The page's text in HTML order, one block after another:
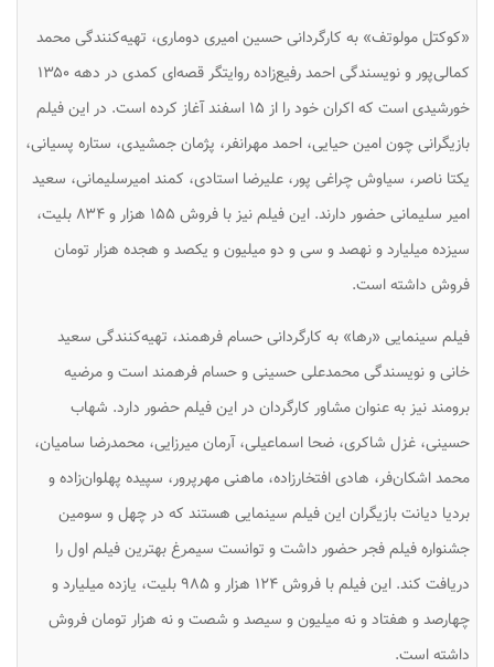
«کوکتل مولوتف» به کارگردانی حسین امیری دوماری، تهیه‌کنندگی محمد
کمالی‌پور و نویسندگی احمد رفیع‌زاده روایتگر قصه‌ای کمدی در دهه ۱۳۵۰
خورشیدی است که اکران خود را از ۱۵ اسفند آغاز کرده است. در این فیلم
بازیگرانی چون امین حیایی، احمد مهرانفر، پژمان جمشیدی، ستاره پسیانی،
یکتا ناصر، سیاوش چراغی پور، علیرضا استادی، کمند امیرسلیمانی، سعید
امیر سلیمانی حضور دارند. این فیلم نیز با فروش ۱۵۵ هزار و ۸۳۴ بلیت،
سیزده میلیارد و نهصد و سی و دو میلیون و یکصد و هجده هزار تومان
فروش داشته است.
فیلم سینمایی «رها» به کارگردانی حسام فرهمند، تهیه‌کنندگی سعید
خانی و نویسندگی محمدعلی حسینی و حسام فرهمند است و مرضیه
برومند نیز به عنوان مشاور کارگردان در این فیلم حضور دارد. شهاب
حسینی، غزل شاکری، ضحا اسماعیلی، آرمان میرزایی، محمدرضا سامیان،
محمد اشکان‌فر، هادی افتخارزاده، ماهنی مهرپرور، سپیده پهلوان‌زاده و
بردیا دیانت بازیگران این فیلم سینمایی هستند که در چهل و سومین
جشنواره فیلم فجر حضور داشت و توانست سیمرغ بهترین فیلم اول را
دریافت کند. این فیلم با فروش ۱۲۴ هزار و ۹۸۵ بلیت، یازده میلیارد و
چهارصد و هفتاد و نه میلیون و سیصد و شصت و نه هزار تومان فروش
داشته است.